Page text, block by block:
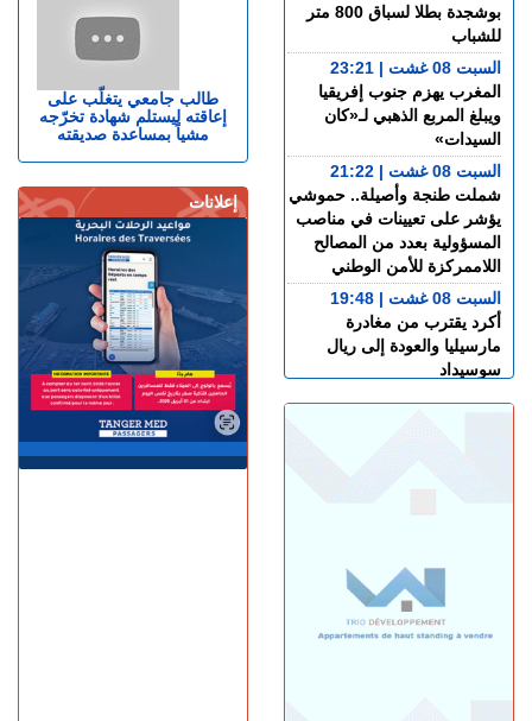
طالب جامعي يتغلّب على
إعاقته ليستلم شهادة تخرّجه
مشياً بمساعدة صديقته
إعلانات
بوشجدة بطلا لسباق 800 متر
للشباب
السبت 08 غشت | 23:21
المغرب يهزم جنوب إفريقيا
ويبلغ المربع الذهبي لـ«كان
السيدات»
السبت 08 غشت | 21:22
شملت طنجة وأصيلة.. حموشي
يؤشر على تعيينات في مناصب
المسؤولية بعدد من المصالح
اللاممركزة للأمن الوطني
السبت 08 غشت | 19:48
أكرد يقترب من مغادرة
مارسيليا والعودة إلى ريال
سوسيداد
السبت 08 غشت | 17:48
وتعترف بسيادة المغرب على
صحرائه
كرة القدم الأرجنتيني ليونيل
ميسي عن عمر 68 عاما
السبت 08 غشت | 14:49